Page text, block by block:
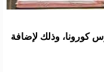
كورونا، وذلك لإضافة